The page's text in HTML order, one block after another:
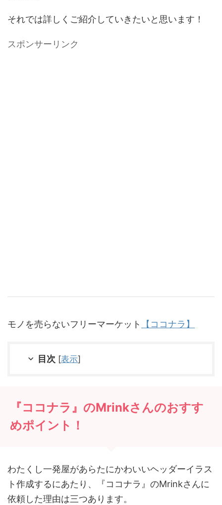
それでは詳しくご紹介していきたいと思います！
スポンサーリンク
モノを売らないフリーマーケット 【ココナラ】
目次 [表示]
『ココナラ』のMrinkさんのおすす
めポイント！
わたくし一発屋があらたにかわいいヘッダーイラス
ト作成するにあたり、『ココナラ』のMrinkさんに
依頼した理由は三つあります。